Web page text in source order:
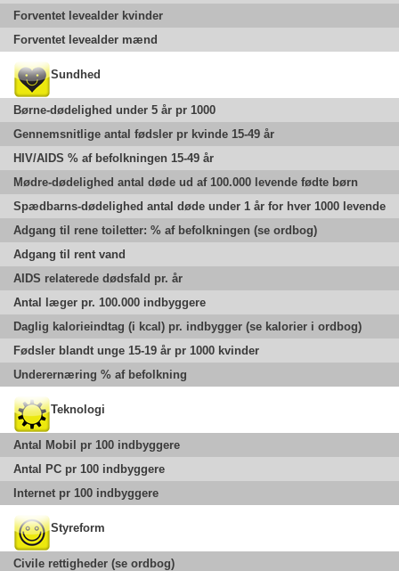
Forventet levealder kvinder
Forventet levealder mænd
Sundhed
Børne-dødelighed under 5 år pr 1000
Gennemsnitlige antal fødsler pr kvinde 15-49 år
HIV/AIDS % af befolkningen 15-49 år
Mødre-dødelighed antal døde ud af 100.000 levende fødte børn
Spædbarns-dødelighed antal døde under 1 år for hver 1000 levende
Adgang til rene toiletter: % af befolkningen (se ordbog)
Adgang til rent vand
AIDS relaterede dødsfald pr. år
Antal læger pr. 100.000 indbyggere
Daglig kalorieindtag (i kcal) pr. indbygger (se kalorier i ordbog)
Fødsler blandt unge 15-19 år pr 1000 kvinder
Underernæring % af befolkning
Teknologi
Antal Mobil pr 100 indbyggere
Antal PC pr 100 indbyggere
Internet pr 100 indbyggere
Styreform
Civile rettigheder (se ordbog)